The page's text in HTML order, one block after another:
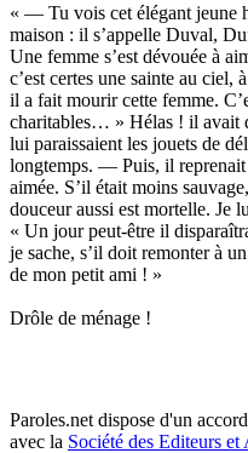
« — Tu vois cet élégant jeune
maison : il s’appelle Duval,
Une femme s’est dévouée à
c’est certes une sainte au ciel,
il a fait mourir cette femme.
charitables… » Hélas ! il avait
lui paraissaient les jouets de
longtemps. — Puis, il reprenait
aimée. S’il était moins
douceur aussi est mortelle.
« Un jour peut-être il
je sache, s’il doit remonter à
de mon petit ami ! »
Drôle de ménage !
Paroles.net dispose d'un
avec la Société des Editeurs